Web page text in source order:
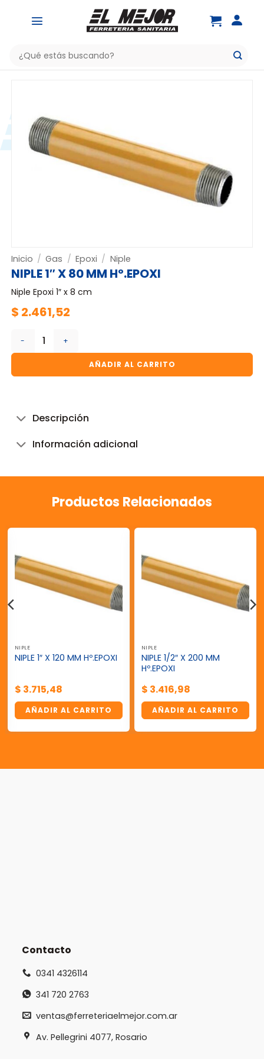
Buscar
por:
Inicio / Gas / Epoxi / Niple
NIPLE 1″ X 80 MM Hº.EPOXI
Niple Epoxi 1″ x 8 cm
$ 2.461,52
NIPLE 1" X 80 MM Hº.EPOXI cantidad
AÑADIR AL CARRITO
Descripción
Información adicional
Productos Relacionados
NIPLE
NIPLE 1″ X 120 MM Hº.EPOXI
$ 3.715,48
AÑADIR AL CARRITO
NIPLE
NIPLE 1/2″ X 200 MM
Hº.EPOXI
$ 3.416,98
AÑADIR AL CARRITO
Contacto
0341 4326114
341 720 2763
ventas@ferreteriaelmejor.com.ar
Av. Pellegrini 4077, Rosario